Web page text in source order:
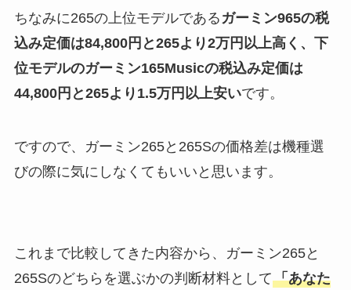
ちなみに265の上位モデルである ガーミン965の税
込み定価は84,800円と265より2万円以上高く、下
位モデルのガーミン165Musicの税込み定価は
44,800円と265より1.5万円以上安いです。
ですので、ガーミン265と265Sの価格差は機種選
びの際に気にしなくてもいいと思います。
これまで比較してきた内容から、ガーミン265と
265Sのどちらを選ぶかの判断材料として「あなた